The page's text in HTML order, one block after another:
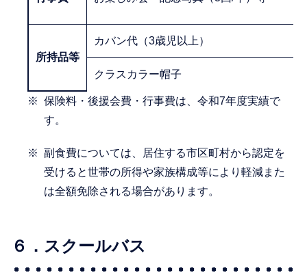
所持品等
カバン代（3歳児以上）
クラスカラー帽子
保険料・後援会費・行事費は、令和7年度実績で
す。
副食費については、居住する市区町村から認定を
受けると世帯の所得や家族構成等により軽減また
は全額免除される場合があります。
６．スクールバス